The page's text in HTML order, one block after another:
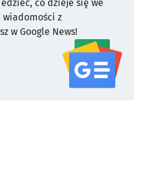
co dzieje się we
wiadomości z
w Google News!
serwisu